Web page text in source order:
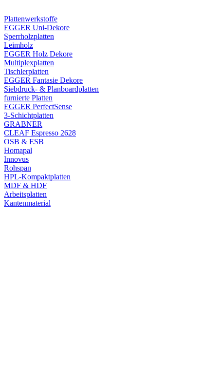
Plattenwerkstoffe
EGGER Uni-Dekore
Sperrholzplatten
Leimholz
EGGER Holz Dekore
Multiplexplatten
Tischlerplatten
EGGER Fantasie Dekore
Siebdruck- & Planboardplatten
furnierte Platten
EGGER PerfectSense
3-Schichtplatten
GRABNER
CLEAF Espresso 2628
OSB & ESB
Homapal
Innovus
Rohspan
HPL-Kompaktplatten
MDF & HDF
Arbeitsplatten
Kantenmaterial